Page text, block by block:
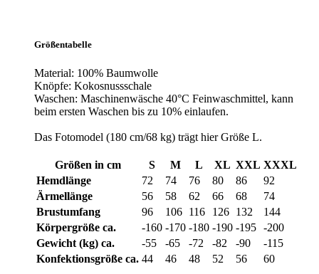
Größentabelle
Material: 100% Baumwolle
Knöpfe: Kokosnussschale
Waschen: Maschinenwäsche 40°C Feinwaschmittel, kann
beim ersten Waschen bis zu 10% einlaufen.
Das Fotomodel (180 cm/68 kg) trägt hier Größe L.
Größen in cm S M L XL XXL XXXL
Hemdlänge
72 74 76 80 86
92
Ärmellänge
56 58 62 66 68
74
Brustumfang
96 106 116 126 132
144
Körpergröße ca.
-160 -170 -180 -190 -195 -200
Gewicht (kg) ca.
-55 -65 -72 -82 -90
-115
Konfektionsgröße ca. 44 46 48 52 56 60